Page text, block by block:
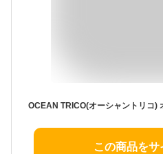
この商品をサ